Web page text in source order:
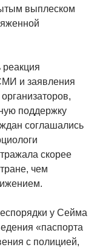
выплеском
реакция
и заявления
поддержку
соглашались
скорее
чем
у Сейма
«паспорта
с полицией,